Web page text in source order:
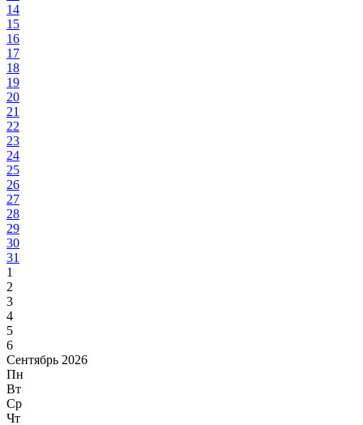
14
15
16
17
18
19
20
21
22
23
24
25
26
27
28
29
30
31
1
2
3
4
5
6
Сентябрь 2026
Пн
Вт
Ср
Чт